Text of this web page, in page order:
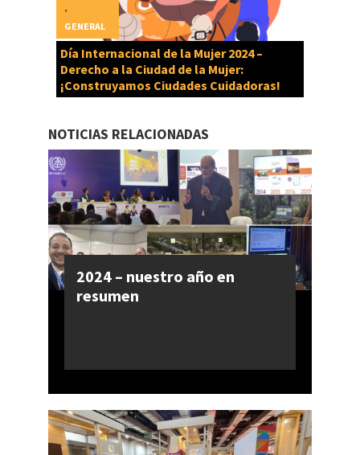
Día Internacional de la Mujer 2024 –
Derecho a la Ciudad de la Mujer:
¡Construyamos Ciudades Cuidadoras!
,
GENERAL
NOTICIAS RELACIONADAS
2024 – nuestro año en
resumen